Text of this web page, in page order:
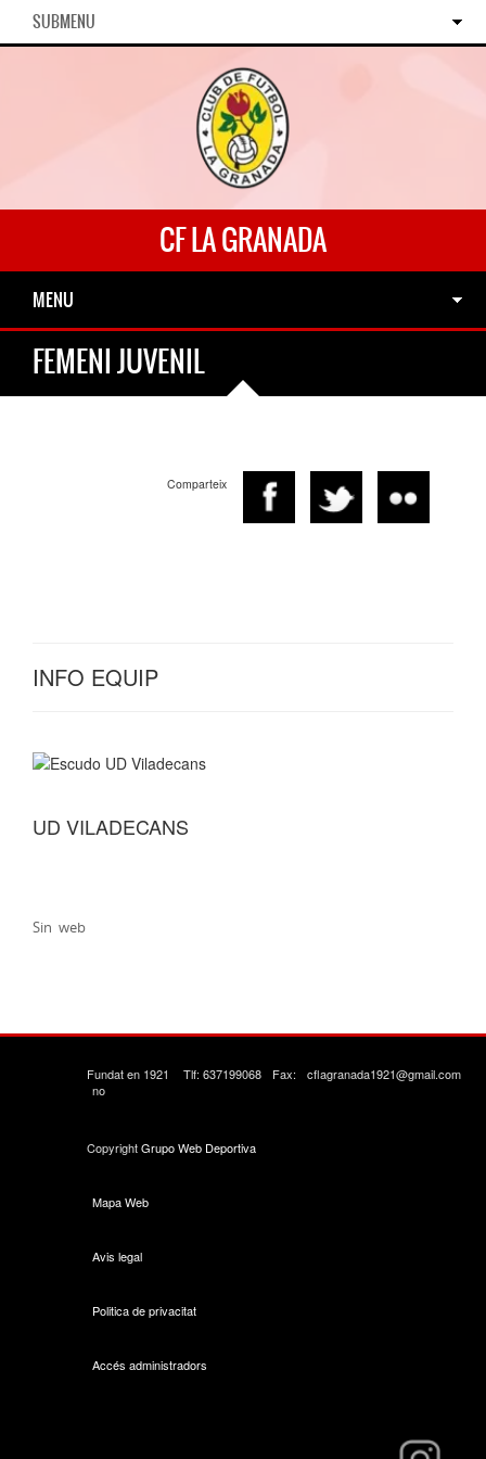
SUBMENU
CF LA GRANADA
MENU
FEMENI JUVENIL
Comparteix
INFO EQUIP
UD VILADECANS
Sin web
Fundat en 1921 Tlf: 637199068 Fax:
cflagranada1921@gmail.com
no
CopyrightGrupo Web Deportiva
Mapa Web
Avis legal
Politica de privacitat
Accés administradors